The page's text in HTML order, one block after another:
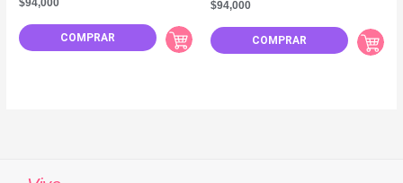
COMPRAR
$94,000
COMPRAR
$94,000